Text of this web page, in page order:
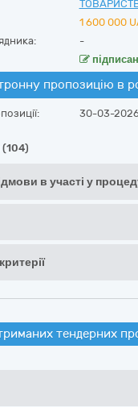
1 600 000
-
пропозицію в
30-03-
(104)
в участі у
тендерних